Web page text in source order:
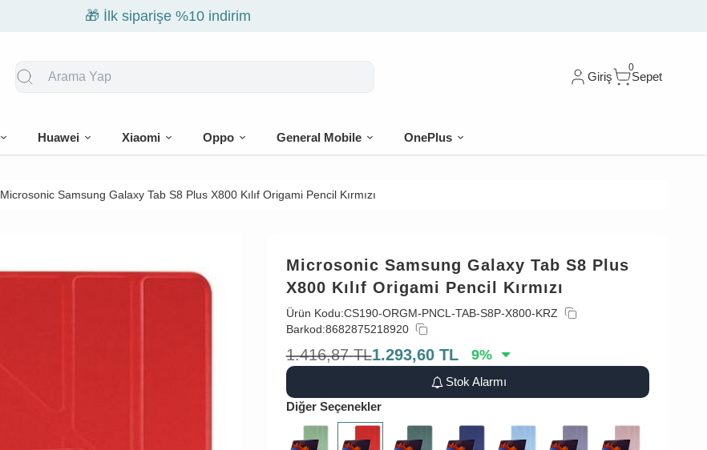
🎁 İlk siparişe %10 indirim
Giriş
0
Sepet
Huawei Xiaomi Oppo General Mobile OnePlus
Microsonic Samsung Galaxy Tab S8 Plus X800 Kılıf Origami Pencil Kırmızı
Microsonic Samsung Galaxy Tab S8 Plus
X800 Kılıf Origami Pencil Kırmızı
Ürün Kodu:CS190-ORGM-PNCL-TAB-S8P-X800-KRZ
Barkod:8682875218920
1.416,87 TL1.293,60 TL 9%
Stok Alarmı
Diğer Seçenekler